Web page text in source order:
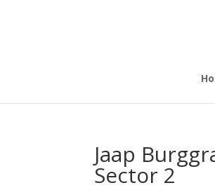
Jaap
Sector 2